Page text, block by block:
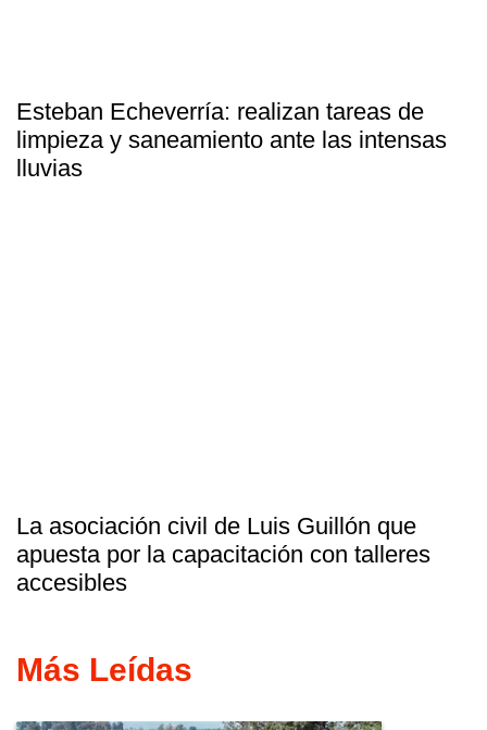
Esteban Echeverría: realizan tareas de
limpieza y saneamiento ante las intensas
lluvias
La asociación civil de Luis Guillón que
apuesta por la capacitación con talleres
accesibles
Más Leídas